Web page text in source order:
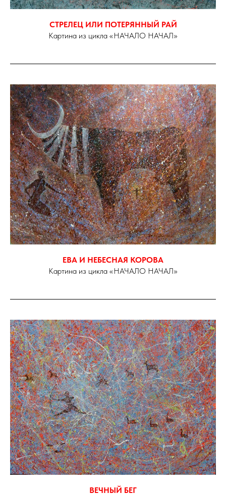
СТРЕЛЕЦ ИЛИ ПОТЕРЯННЫЙ РАЙ
Картина из цикла «НАЧАЛО НАЧАЛ»
ЕВА И НЕБЕСНАЯ КОРОВА
Картина из цикла «НАЧАЛО НАЧАЛ»
ВЕЧНЫЙ БЕГ